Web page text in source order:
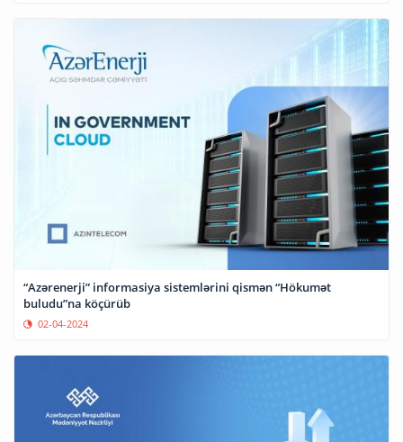
“Azərenerji” informasiya sistemlərini qismən “Hökumət
buludu”na köçürüb
02-04-2024